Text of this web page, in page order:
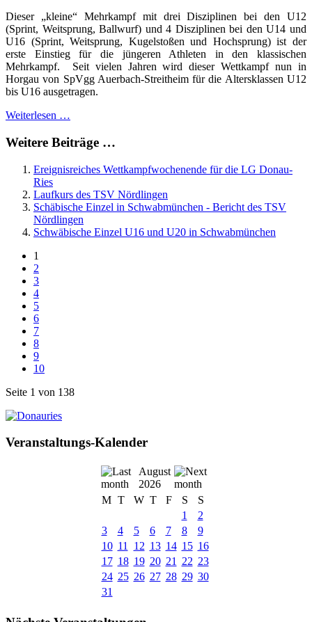
Dieser „kleine“ Mehrkampf mit drei Disziplinen bei den U12
(Sprint, Weitsprung, Ballwurf) und 4 Disziplinen bei den U14 und
U16 (Sprint, Weitsprung, Kugelstoßen und Hochsprung) ist der
erste Einstieg für die jüngeren Athleten in den klassischen
Mehrkampf. Seit vielen Jahren wird dieser Wettkampf nun in
Horgau von SpVgg Auerbach-Streitheim für die Altersklassen U12
bis U16 ausgetragen.
Weiterlesen …
Weitere Beiträge …
Ereignisreiches Wettkampfwochenende für die LG Donau-
Ries
Laufkurs des TSV Nördlingen
Schäbische Einzel in Schwabmünchen - Bericht des TSV
Nördlingen
Schwäbische Einzel U16 und U20 in Schwabmünchen
1
2
3
4
5
6
7
8
9
10
Seite 1 von 138
Veranstaltungs-Kalender
August
2026
M T W T F S
S
1
2
3
4 5 6 7 8
9
10 11 12 13 14 15 16
17 18 19 20 21 22 23
24 25 26 27 28 29 30
31